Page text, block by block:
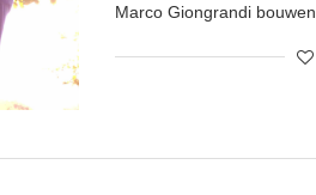
Marco Giongrandi